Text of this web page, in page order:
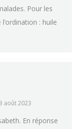
Pour les
: huile
août 2023
En réponse